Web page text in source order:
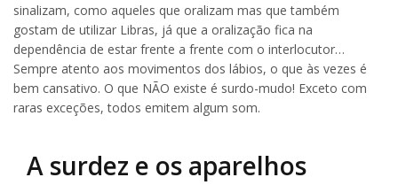
sinalizam, como aqueles que oralizam mas que também
gostam de utilizar Libras, já que a oralização fica na
dependência de estar frente a frente com o interlocutor…
Sempre atento aos movimentos dos lábios, o que às vezes é
bem cansativo. O que NÃO existe é surdo-mudo! Exceto com
raras exceções, todos emitem algum som.
A surdez e os aparelhos